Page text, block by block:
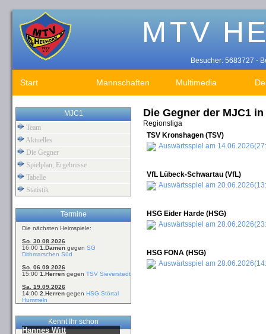
Besucher: 5683727 -
Start Mannschaften Multimedia
MJC1
Team
Aktuelles
Die Gegner
Spielplan, Ergebnisse
Tabelle
Statistik
Termine
Die nächsten Heimspiele:
So. 30.08.2026
16:00 1.Damen gegen SG
Dithmarschen Süd
So. 06.09.2026
15:00 1.Herren gegen TSV Sieverstedt
Sa. 19.09.2026
14:00 2.Herren gegen HSG Störtal
Hummeln
Kennt Ihr schon
Hannes Witt
Die Gegner der MJC1
Regionsliga
TSV Kronshagen (TSV)
Auswärtsspiel am
VfL Lübeck-Schwartau (VfL)
Auswärtsspiel am
HSG Eider Harde (HSG)
Auswärtsspiel am
HSG FONA (HSG)
Auswärtsspiel am